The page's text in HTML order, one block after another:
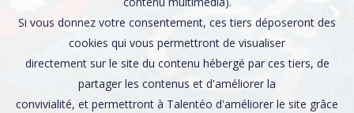
Si vous donnez votre consentement, ces tiers déposeront des
cookies qui vous permettront de visualiser
directement sur le site du contenu hébergé par ces tiers, de
partager les contenus et d'améliorer la
convivialité, et permettront à Talentéo d'améliorer le site grâce